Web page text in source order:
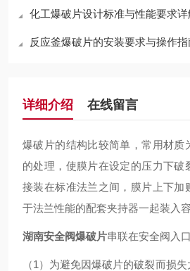
化工爆破片设计标准与性能要求详
反应釜爆破片的安装要求与操作指
详细介绍 在线留言
爆破片的结构比较简单，常用材质
的处理，使膜片在设定的压力下破
接装在标准法兰之间，膜片上下加
于法兰性能的配套夹持器一起装入
湖南安全阀爆破片串联在安全阀入
（1）为避免因爆破片的破裂而损